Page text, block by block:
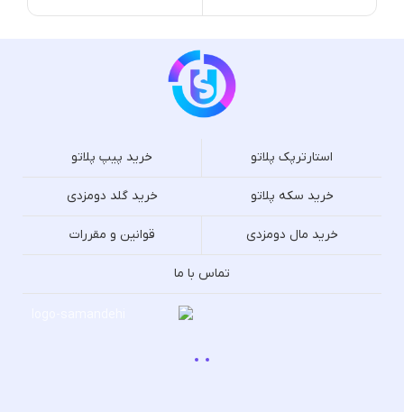
استارترپک پلاتو خرید پیپ پلاتو
خرید سکه پلاتو خرید گلد دومزدی
خرید مال دومزدی قوانین و مقررات
تماس با ما